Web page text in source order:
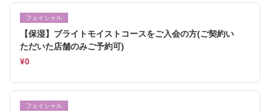
フェイシャル
【保湿】ブライトモイストコースをご入会の方(ご契約い
ただいた店舗のみご予約可)
¥0
フェイシャル